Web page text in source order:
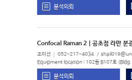
분석의뢰
Confocal Raman 2 | 공초점 라만 분
조미선 052-217-4034
Equipment location : 102동 B107호
분석의뢰